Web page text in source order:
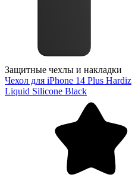
Защитные чехлы и накладки
Чехол для iPhone 14 Plus Hardiz
Liquid Silicone Black